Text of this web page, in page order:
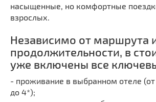
насыщенные, но комфортные
взрослых.
Независимо от маршрута
продолжительности, в
уже включены все
- проживание в выбранном отеле
до 4*);